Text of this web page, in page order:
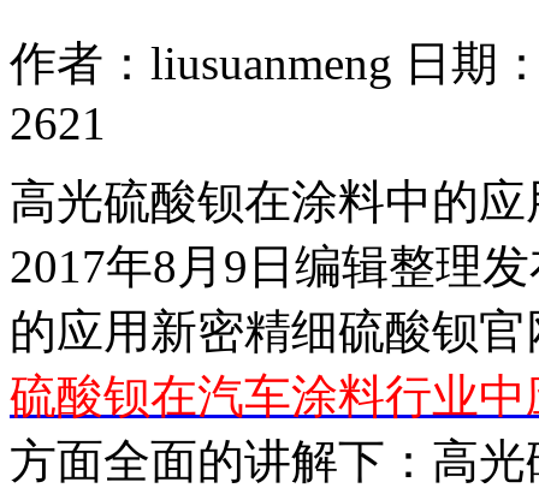
作者：liusuanmeng 日期
2621
高光硫酸钡在涂料中的
2017年8月9日编辑整理
的应用新密精细硫酸钡
硫酸钡在汽车涂料行业中
方面全面的讲解下：高